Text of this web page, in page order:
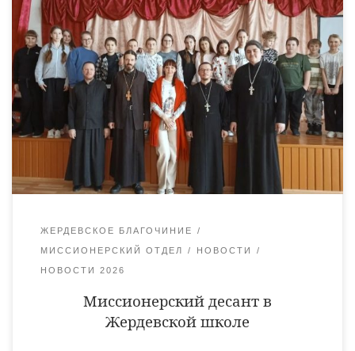
3 марта в МБОУ «Жердевская СОШ» (2-е здание) в рамках
Всероссийского проекта от Движения Первых «Классные
встречи» прошёл необычный и очень важный разговор. К
ребятам «высадился» настоящий духовный десант. В гостях у
школьников побывали: благочинный Жердевского
благочиния священник Иоанн Минаев, руководитель
миссионерского отдела Уваровской епархии иеромонах
Питирим (Сухов) и сотрудник миссионерского отдела
епархии священник […]
ЖЕРДЕВСКОЕ БЛАГОЧИНИЕ
МИССИОНЕРСКИЙ ОТДЕЛ НОВОСТИ
НОВОСТИ 2026
Миссионерский десант в
Жердевской школе